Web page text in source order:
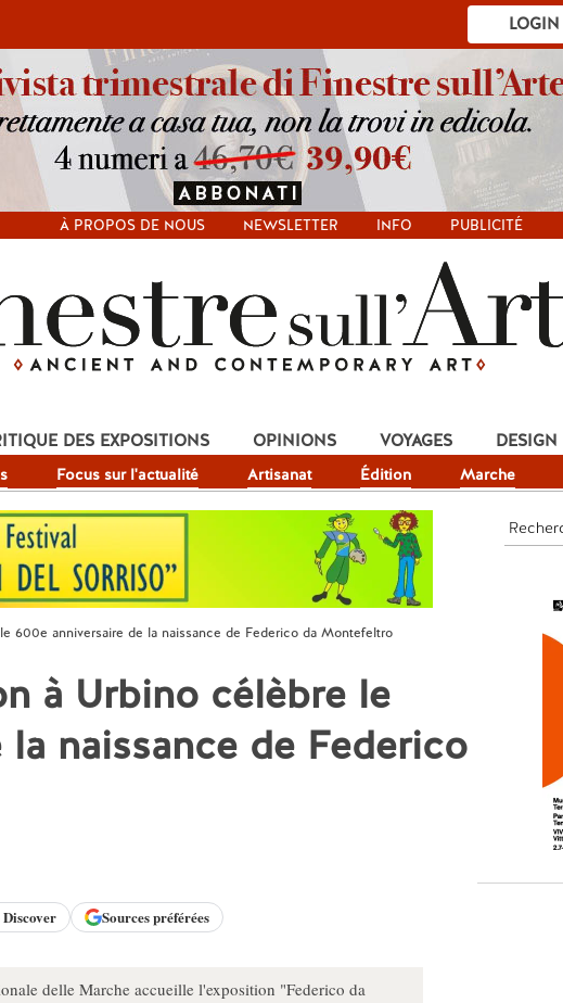
LOGIN
À PROPOS DE NOUS NEWSLETTER INFO PUBLICITÉ
Focus sur l'actualité Artisanat Édition Marche
DES EXPOSITIONS OPINIONS VOYAGES DESIGN
600e anniversaire de la naissance de Federico da Montefeltro
à Urbino célèbre le
naissance de Federico
Discover Sources préférées
delle Marche accueille l'exposition "Federico da